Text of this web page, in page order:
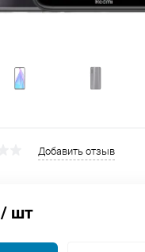
Добавить отзыв
/ шт
Остались вопросы?
8 800 302-02-51